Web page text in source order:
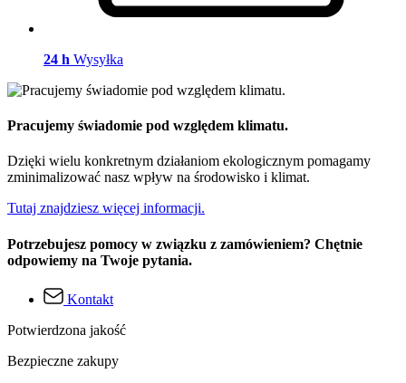
24 h Wysyłka
Pracujemy świadomie pod względem klimatu.
Dzięki wielu konkretnym działaniom ekologicznym pomagamy
zminimalizować nasz wpływ na środowisko i klimat.
Tutaj znajdziesz więcej informacji.
Potrzebujesz pomocy w związku z zamówieniem? Chętnie
odpowiemy na Twoje pytania.
Kontakt
Potwierdzona jakość
Bezpieczne zakupy